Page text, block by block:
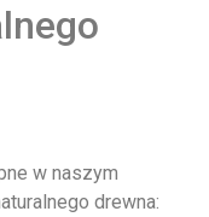
w naszym
drewna: